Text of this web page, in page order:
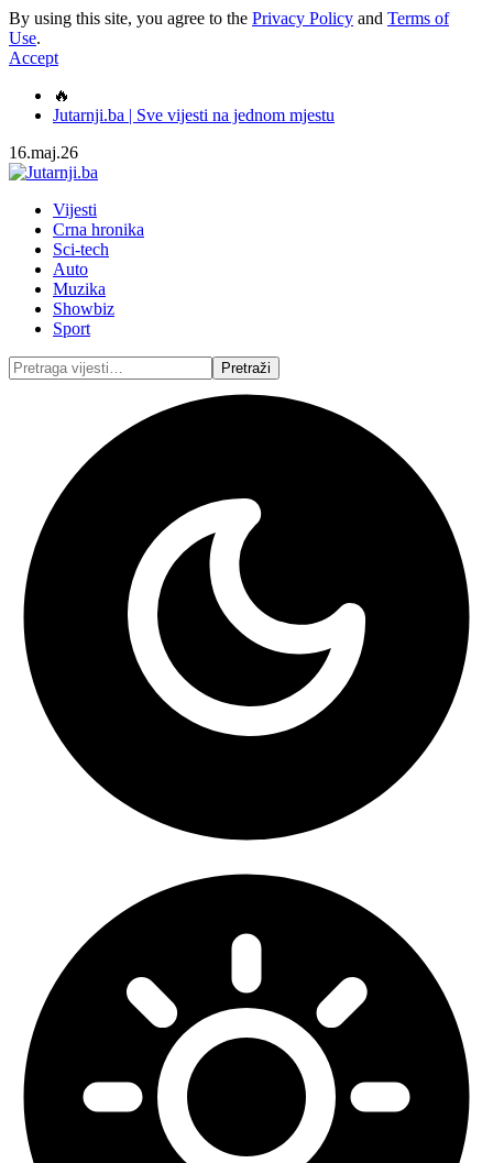
By using this site, you agree to the Privacy Policy and Terms of
Use.
Accept
🔥
Jutarnji.ba | Sve vijesti na jednom mjestu
16.maj.26
Vijesti
Crna hronika
Sci-tech
Auto
Muzika
Showbiz
Sport